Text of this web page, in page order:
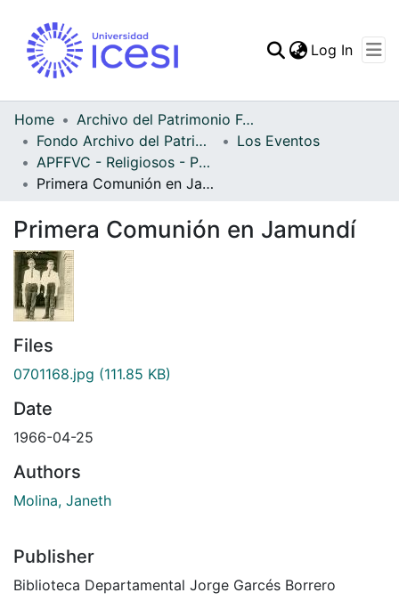
Statistics
Log In
Home
Archivo del Patrimonio Fotográfico y Fílmico del Valle del Cauca
Fondo Archivo del Patrimonio Fotográfico y Fílmico del Valle del Cauca
Los Eventos
APFFVC - Religiosos - Patrimonial
Primera Comunión en Jamundí
Primera Comunión en Jamundí
Files
0701168.jpg (111.85 KB)
Date
1966-04-25
Authors
Molina, Janeth
Publisher
Biblioteca Departamental Jorge Garcés Borrero